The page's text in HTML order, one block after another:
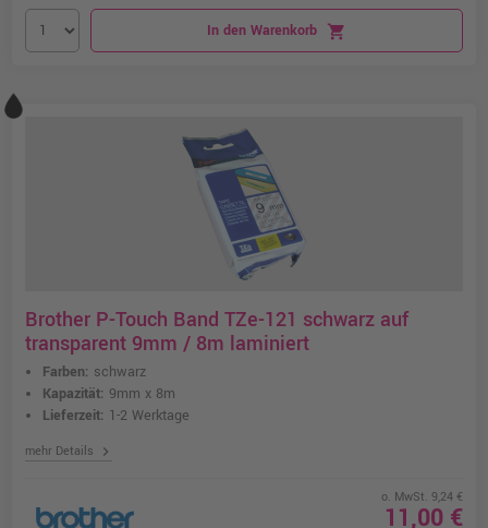
In den Warenkorb shopping_cart
Brother P-Touch Band TZe-121 schwarz auf
transparent 9mm / 8m laminiert
Farben: schwarz
Kapazität: 9mm x 8m
Lieferzeit: 1-2 Werktage
mehr Details chevron_right
o. MwSt. 9,24 €
11,00 €